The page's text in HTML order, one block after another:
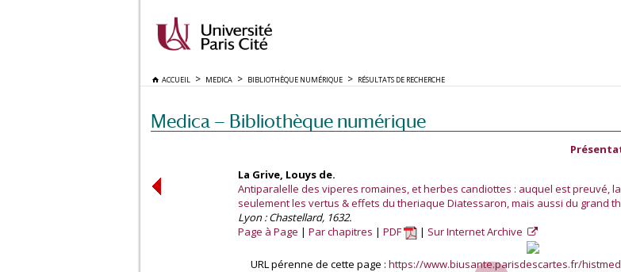
ACCUEIL MEDICA BIBLIOTHÈQUE NUMÉRIQUE RÉSULTATS DE RECHERCHE
Medica — Bibliothèque numérique
La Grive, Louys de.
Antiparalelle des viperes romaines, et herbes candiottes : auquel est preuvé,
seulement les vertus & effets du theriaque Diatessaron, mais aussi du grand
Lyon : Chastellard, 1632.
Page à Page
Par chapitres PDF Sur Internet Archive
URL pérenne de cette page : https://www.biusante.parisdescartes.fr/